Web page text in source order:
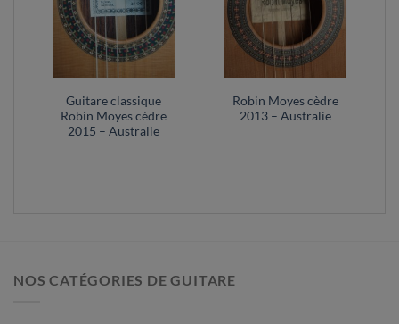
Guitare classique
Robin Moyes cèdre
2015 – Australie
Robin Moyes cèdre
2013 – Australie
NOS CATÉGORIES DE GUITARE